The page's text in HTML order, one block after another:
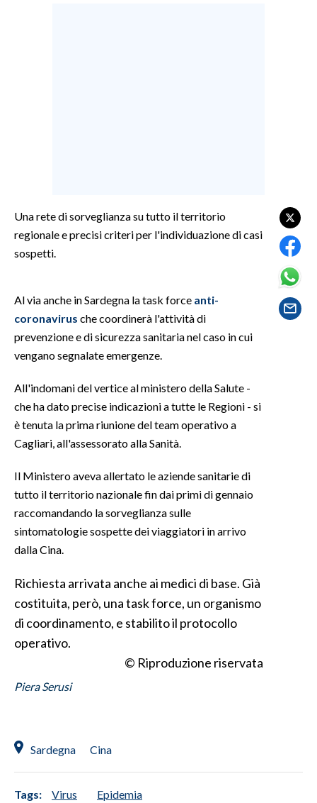
SPETTACOLI
SALUTE
SARDI NEL MONDO
NOTIZIE
EVENTI
#CARAUNIONE
INSULARITÀ
INFO AZIENDE
SPIAGGE
Una rete di sorveglianza su tutto il territorio
regionale e precisi criteri per l'individuazione di casi
sospetti.
Al via anche in Sardegna la task force anti-
coronavirus che coordinerà l'attività di
prevenzione e di sicurezza sanitaria nel caso in cui
vengano segnalate emergenze.
All'indomani del vertice al ministero della Salute -
che ha dato precise indicazioni a tutte le Regioni - si
è tenuta la prima riunione del team operativo a
Cagliari, all'assessorato alla Sanità.
Il Ministero aveva allertato le aziende sanitarie di
tutto il territorio nazionale fin dai primi di gennaio
raccomandando la sorveglianza sulle
sintomatologie sospette dei viaggiatori in arrivo
dalla Cina.
Richiesta arrivata anche ai medici di base. Già
costituita, però, una task force, un organismo
di coordinamento, e stabilito il protocollo
operativo.
© Riproduzione riservata
Piera Serusi
Sardegna Cina
Tags: Virus Epidemia